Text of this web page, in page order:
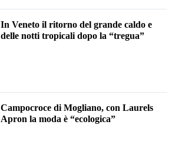
In Veneto il ritorno del grande caldo e
delle notti tropicali dopo la “tregua”
Campocroce di Mogliano, con Laurels
Apron la moda è “ecologica”